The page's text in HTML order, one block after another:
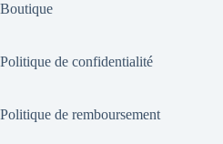
Boutique
Politique de confidentialité
Politique de remboursement